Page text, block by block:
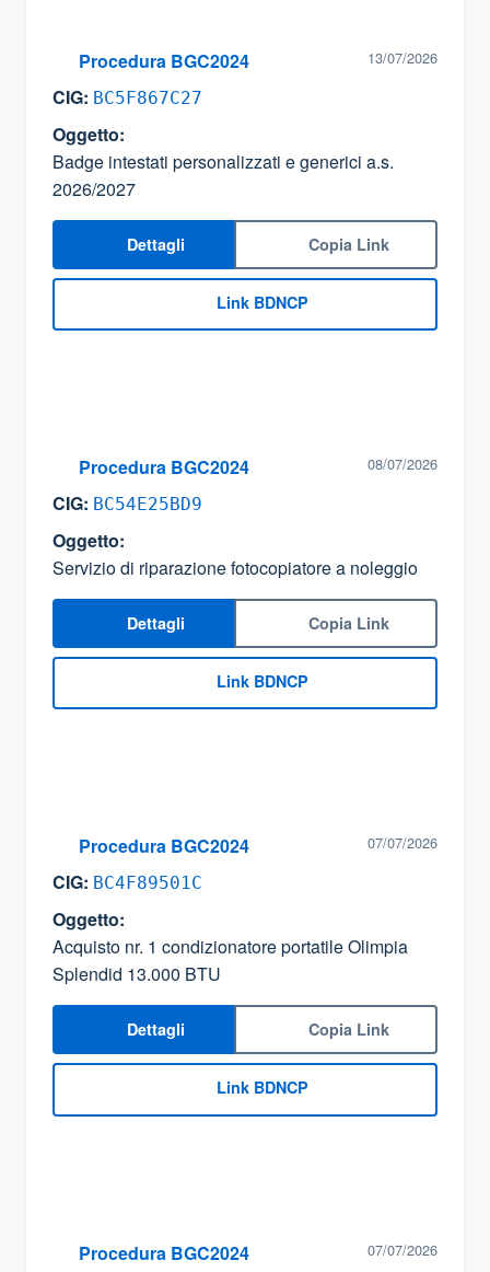
Procedura BGC2024 13/07/2026
CIG: BC5F867C27
Oggetto:
Badge intestati personalizzati e generici a.s.
2026/2027
Dettagli Copia Link
Link BDNCP
Procedura BGC2024 08/07/2026
CIG: BC54E25BD9
Oggetto:
Servizio di riparazione fotocopiatore a noleggio
Dettagli Copia Link
Link BDNCP
Procedura BGC2024 07/07/2026
CIG: BC4F89501C
Oggetto:
Acquisto nr. 1 condizionatore portatile Olimpia
Splendid 13.000 BTU
Dettagli Copia Link
Link BDNCP
Procedura BGC2024 07/07/2026